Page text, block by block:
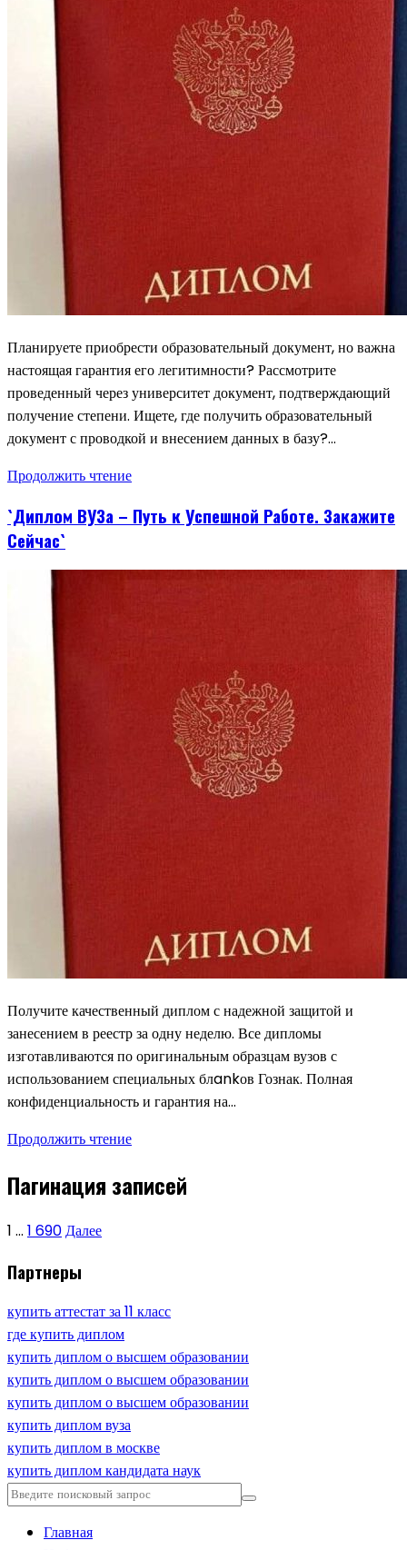
Планируете приобрести образовательный документ, но важна
настоящая гарантия его легитимности? Рассмотрите
проведенный через университет документ, подтверждающий
получение степени. Ищете, где получить образовательный
документ с проводкой и внесением данных в базу?…
Продолжить чтение
`Диплом ВУЗа – Путь к Успешной Работе. Закажите
Сейчас`
Получите качественный диплом с надежной защитой и
занесением в реестр за одну неделю. Все дипломы
изготавливаются по оригинальным образцам вузов с
использованием специальных блankов Гознак. Полная
конфиденциальность и гарантия на…
Продолжить чтение
Пагинация записей
1 … 1 690Далее
Партнеры
купить аттестат за 11 класс
где купить диплом
купить диплом о высшем образовании
купить диплом о высшем образовании
купить диплом о высшем образовании
купить диплом вуза
купить диплом в москве
купить диплом кандидата наук
Главная